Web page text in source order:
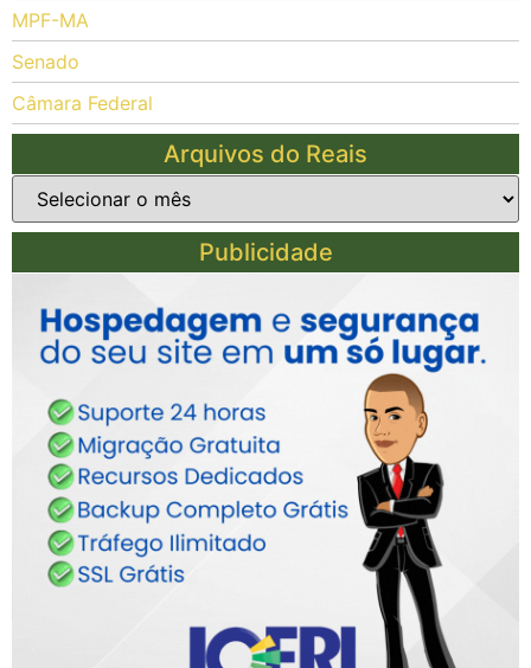
MPF-MA
Senado
Câmara Federal
Arquivos do Reais
Publicidade